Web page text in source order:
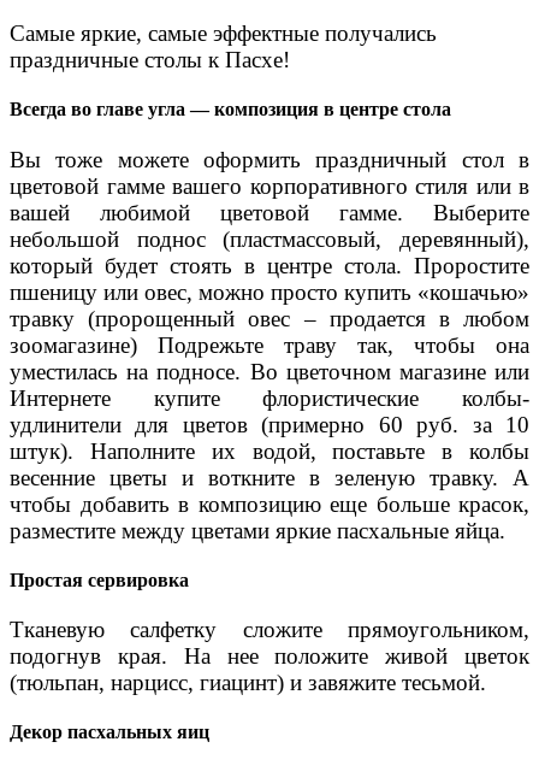
Самые яркие, самые эффектные получались
праздничные столы к Пасхе!
Всегда во главе угла — композиция в центре стола
Вы тоже можете оформить праздничный стол в
цветовой гамме вашего корпоративного стиля или в
вашей любимой цветовой гамме. Выберите
небольшой поднос (пластмассовый, деревянный),
который будет стоять в центре стола. Проростите
пшеницу или овес, можно просто купить «кошачью»
травку (пророщенный овес – продается в любом
зоомагазине) Подрежьте траву так, чтобы она
уместилась на подносе. Во цветочном магазине или
Интернете купите флористические колбы-
удлинители для цветов (примерно 60 руб. за 10
штук). Наполните их водой, поставьте в колбы
весенние цветы и воткните в зеленую травку. А
чтобы добавить в композицию еще больше красок,
разместите между цветами яркие пасхальные яйца.
Простая сервировка
Тканевую салфетку сложите прямоугольником,
подогнув края. На нее положите живой цветок
(тюльпан, нарцисс, гиацинт) и завяжите тесьмой.
Декор пасхальных яиц